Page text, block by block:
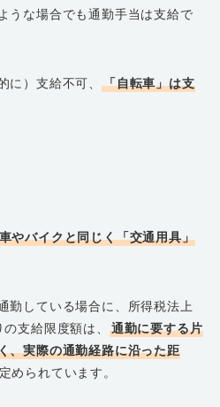
うな場合でも通勤手当は支給で
に）支給不可、「自転車」は支
やバイクと同じく「交通用具」
勤している場合に、所得税法上
支給限度額は、
通勤に要する片
、実際の通勤経路に沿った距
められています。